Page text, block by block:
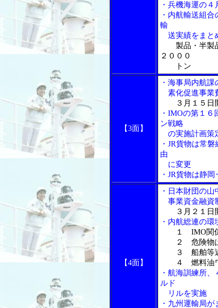
・兵機海運の
・内航輸送組
輸
送実績をまと
製品・半製
２０００
トン
【3面】
・海事局内航
素化促進事業
３月１５
・IMOの第１
ン戦略
の実施計画策
・JR貨物は常
由
に変更
・JR貨物は静
【4面】
・日本財団の
事業資金融資
３月２１
・内航総連の
１ IMO関
２ 危険物ば
３ 船舶等近
４ 燃料油ワ
・航海訓練所
ルド
リルを実施
・九州運輸局